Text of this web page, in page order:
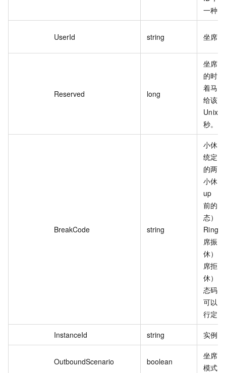
一种
UserId string 坐席
Reserved long
坐席
的时
着马
给该
Unix
秒。
BreakCode string
小休
统定
的两
小休
up （
前的
态）、
席振
休）
席拒
休）
态码
可以
行定
InstanceId string 实例
OutboundScenario boolean
坐席
模式。